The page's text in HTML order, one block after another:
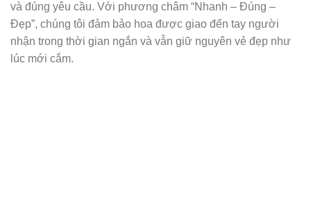
và đúng yêu cầu. Với phương châm “Nhanh – Đúng –
Đẹp”, chúng tôi đảm bảo hoa được giao đến tay người
nhận trong thời gian ngắn và vẫn giữ nguyên vẻ đẹp như
lúc mới cắm.